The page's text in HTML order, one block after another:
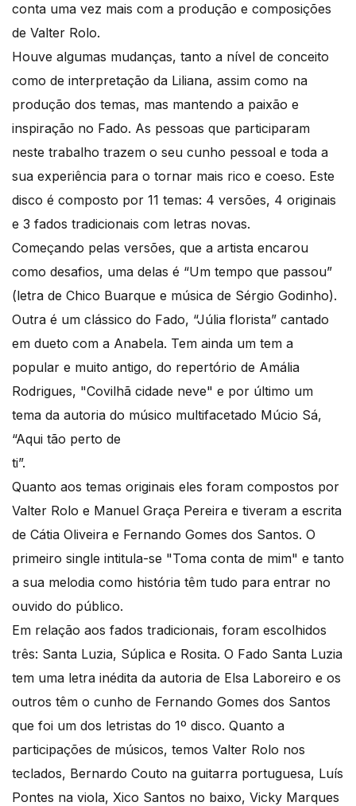
conta uma vez mais com a produção e composições
de Valter Rolo.
Houve algumas mudanças, tanto a nível de conceito
como de interpretação da Liliana, assim como na
produção dos temas, mas mantendo a paixão e
inspiração no Fado. As pessoas que participaram
neste trabalho trazem o seu cunho pessoal e toda a
sua experiência para o tornar mais rico e coeso. Este
disco é composto por 11 temas: 4 versões, 4 originais
e 3 fados tradicionais com letras novas.
Começando pelas versões, que a artista encarou
como desafios, uma delas é “Um tempo que passou”
(letra de Chico Buarque e música de Sérgio Godinho).
Outra é um clássico do Fado, “Júlia florista” cantado
em dueto com a Anabela. Tem ainda um tem a
popular e muito antigo, do repertório de Amália
Rodrigues, "Covilhã cidade neve" e por último um
tema da autoria do músico multifacetado Múcio Sá,
“Aqui tão perto de
ti”.
Quanto aos temas originais eles foram compostos por
Valter Rolo e Manuel Graça Pereira e tiveram a escrita
de Cátia Oliveira e Fernando Gomes dos Santos. O
primeiro single intitula-se "Toma conta de mim" e tanto
a sua melodia como história têm tudo para entrar no
ouvido do público.
Em relação aos fados tradicionais, foram escolhidos
três: Santa Luzia, Súplica e Rosita. O Fado Santa Luzia
tem uma letra inédita da autoria de Elsa Laboreiro e os
outros têm o cunho de Fernando Gomes dos Santos
que foi um dos letristas do 1º disco. Quanto a
participações de músicos, temos Valter Rolo nos
teclados, Bernardo Couto na guitarra portuguesa, Luís
Pontes na viola, Xico Santos no baixo, Vicky Marques